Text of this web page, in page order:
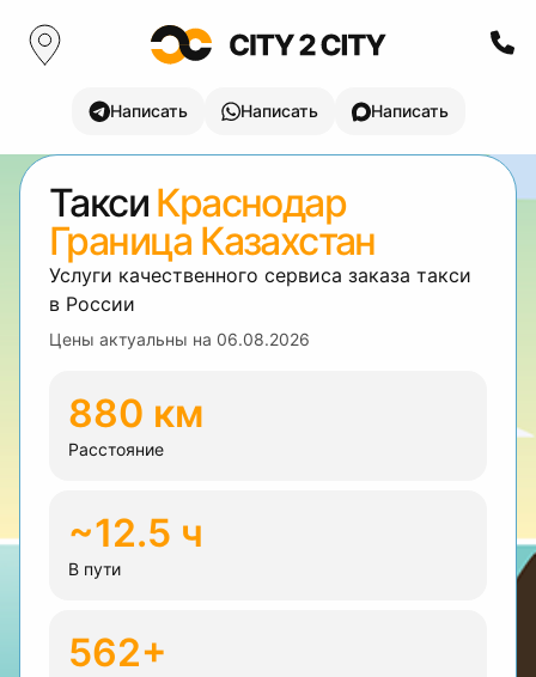
Написать Написать Написать
Такси Краснодар
Граница Казахстан
Услуги качественного сервиса заказа такси
в России
Цены актуальны на 06.08.2026
880 км
Расстояние
~12.5 ч
В пути
562+